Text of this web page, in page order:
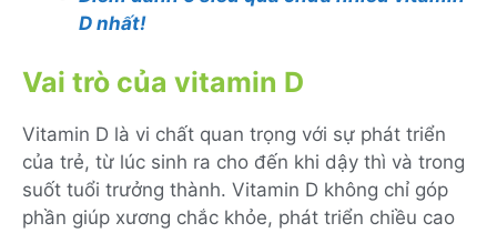
D nhất!
Vai trò của vitamin D
Vitamin D là vi chất quan trọng với sự phát triển
của trẻ, từ lúc sinh ra cho đến khi dậy thì và trong
suốt tuổi trưởng thành. Vitamin D không chỉ góp
phần giúp xương chắc khỏe, phát triển chiều cao